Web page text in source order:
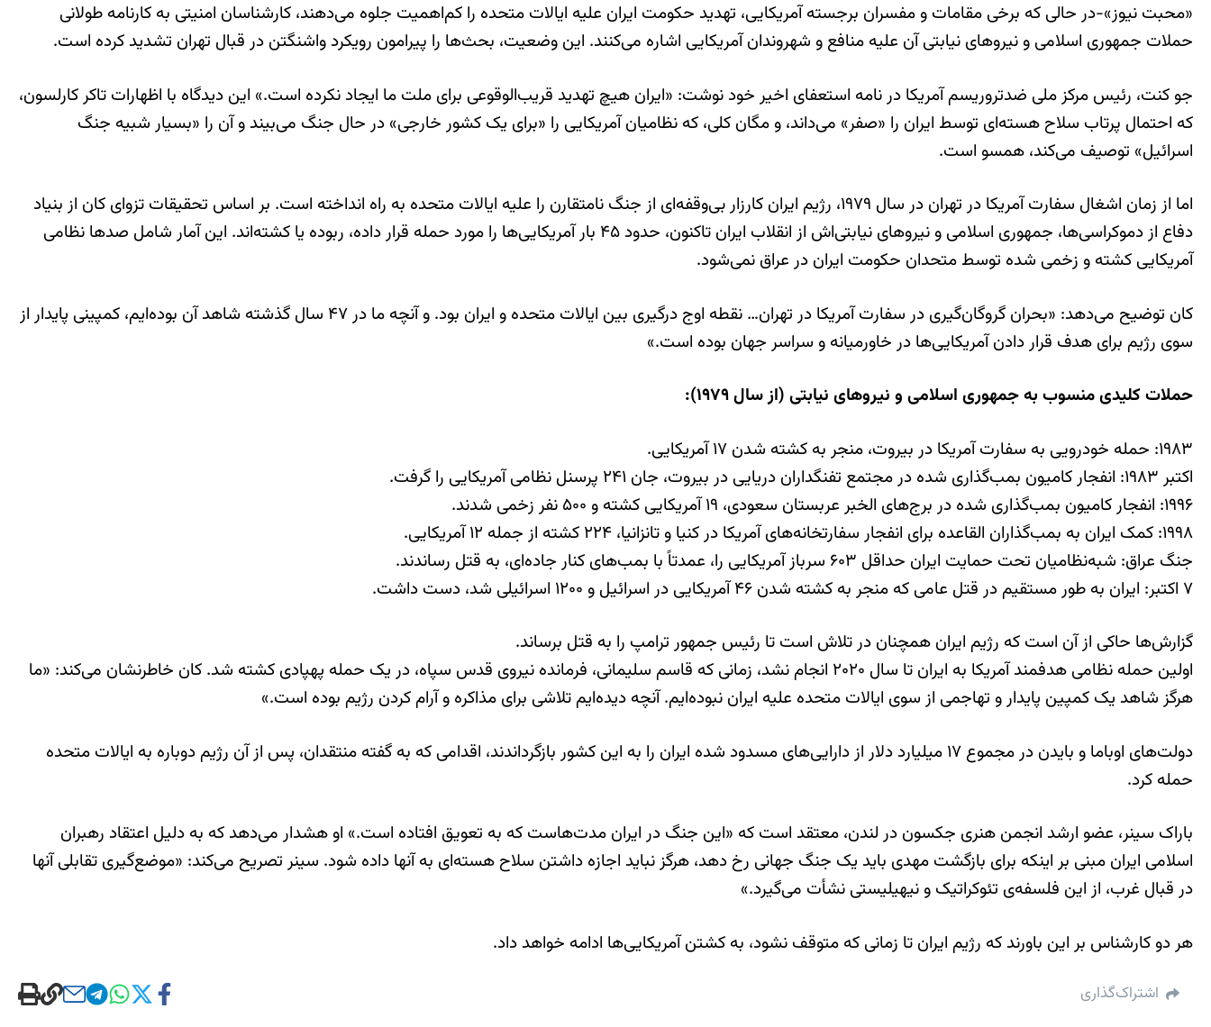
«محبت نیوز»-در حالی که برخی مقامات و مفسران برجسته آمریکایی، تهدید حکومت ایران علیه ایالات متحده را کم‌اهمیت جلوه می‌دهند، کارشناسان امنیتی به کارنامه طولانی
حملات جمهوری اسلامی و نیروهای نیابتی آن علیه منافع و شهروندان آمریکایی اشاره می‌کنند. این وضعیت، بحث‌ها را پیرامون رویکرد واشنگتن در قبال تهران تشدید کرده است.
جو کنت، رئیس مرکز ملی ضدتروریسم آمریکا در نامه استعفای اخیر خود نوشت: «ایران هیچ تهدید قریب‌الوقوعی برای ملت ما ایجاد نکرده است.» این دیدگاه با اظهارات تاکر کارلسون،
که احتمال پرتاب سلاح هسته‌ای توسط ایران را «صفر» می‌داند، و مگان کلی، که نظامیان آمریکایی را «برای یک کشور خارجی» در حال جنگ می‌بیند و آن را «بسیار شبیه جنگ
اسرائیل» توصیف می‌کند، همسو است.
اما از زمان اشغال سفارت آمریکا در تهران در سال ۱۹۷۹، رژیم ایران کارزار بی‌وقفه‌ای از جنگ نامتقارن را علیه ایالات متحده به راه انداخته است. بر اساس تحقیقات تزوای کان از بنیاد
دفاع از دموکراسی‌ها، جمهوری اسلامی و نیروهای نیابتی‌اش از انقلاب ایران تاکنون، حدود ۴۵ بار آمریکایی‌ها را مورد حمله قرار داده، ربوده یا کشته‌اند. این آمار شامل صدها نظامی
آمریکایی کشته و زخمی شده توسط متحدان حکومت ایران در عراق نمی‌شود.
کان توضیح می‌دهد: «بحران گروگان‌گیری در سفارت آمریکا در تهران… نقطه اوج درگیری بین ایالات متحده و ایران بود. و آنچه ما در ۴۷ سال گذشته شاهد آن بوده‌ایم، کمپینی پایدار از
سوی رژیم برای هدف قرار دادن آمریکایی‌ها در خاورمیانه و سراسر جهان بوده است.»
حملات کلیدی منسوب به جمهوری اسلامی و نیروهای نیابتی (از سال ۱۹۷۹):
۱۹۸۳: حمله خودرویی به سفارت آمریکا در بیروت، منجر به کشته شدن ۱۷ آمریکایی.
اکتبر ۱۹۸۳: انفجار کامیون بمب‌گذاری شده در مجتمع تفنگداران دریایی در بیروت، جان ۲۴۱ پرسنل نظامی آمریکایی را گرفت.
۱۹۹۶: انفجار کامیون بمب‌گذاری شده در برج‌های الخبر عربستان سعودی، ۱۹ آمریکایی کشته و ۵۰۰ نفر زخمی شدند.
۱۹۹۸: کمک ایران به بمب‌گذاران القاعده برای انفجار سفارتخانه‌های آمریکا در کنیا و تانزانیا، ۲۲۴ کشته از جمله ۱۲ آمریکایی.
جنگ عراق: شبه‌نظامیان تحت حمایت ایران حداقل ۶۰۳ سرباز آمریکایی را، عمدتاً با بمب‌های کنار جاده‌ای، به قتل رساندند.
۷ اکتبر: ایران به طور مستقیم در قتل عامی که منجر به کشته شدن ۴۶ آمریکایی در اسرائیل و ۱۲۰۰ اسرائیلی شد، دست داشت.
گزارش‌ها حاکی از آن است که رژیم ایران همچنان در تلاش است تا رئیس جمهور ترامپ را به قتل برساند.
اولین حمله نظامی هدفمند آمریکا به ایران تا سال ۲۰۲۰ انجام نشد، زمانی که قاسم سلیمانی، فرمانده نیروی قدس سپاه، در یک حمله پهپادی کشته شد. کان خاطرنشان می‌کند: «ما
هرگز شاهد یک کمپین پایدار و تهاجمی از سوی ایالات متحده علیه ایران نبوده‌ایم. آنچه دیده‌ایم تلاشی برای مذاکره و آرام کردن رژیم بوده است.»
دولت‌های اوباما و بایدن در مجموع ۱۷ میلیارد دلار از دارایی‌های مسدود شده ایران را به این کشور بازگرداندند، اقدامی که به گفته منتقدان، پس از آن رژیم دوباره به ایالات متحده
حمله کرد.
باراک سینر، عضو ارشد انجمن هنری جکسون در لندن، معتقد است که «این جنگ در ایران مدت‌هاست که به تعویق افتاده است.» او هشدار می‌دهد که به دلیل اعتقاد رهبران
اسلامی ایران مبنی بر اینکه برای بازگشت مهدی باید یک جنگ جهانی رخ دهد، هرگز نباید اجازه داشتن سلاح هسته‌ای به آنها داده شود. سینر تصریح می‌کند: «موضع‌گیری تقابلی آنها
در قبال غرب، از این فلسفه‌ی تئوکراتیک و نیهیلیستی نشأت می‌گیرد.»
هر دو کارشناس بر این باورند که رژیم ایران تا زمانی که متوقف نشود، به کشتن آمریکایی‌ها ادامه خواهد داد.
اشتراک‌گذاری